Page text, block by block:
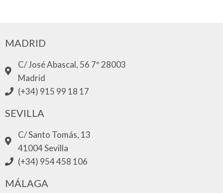
MADRID
C/ José Abascal, 56 7º 28003
Madrid
(+34) 915 99 18 17
SEVILLA
C/ Santo Tomás, 13
41004 Sevilla
(+34) 954 458 106
MÁLAGA